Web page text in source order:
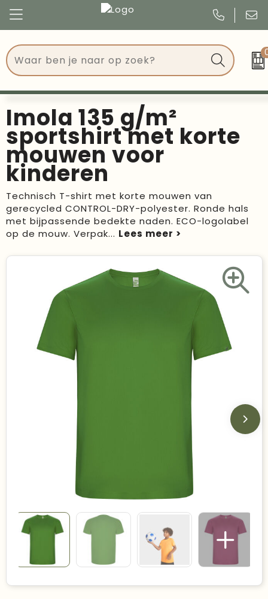
Tassen
Drinkwaren
Events
Give Aways
Geschenken
Kantoorartikelen
Duurzame keuzes
Made in Europe
Recycled
Bestsellers
Congres
Events
Kerst
Verjaardagen
Voetbal, EK en WK
Imola 135 g/m²
sportshirt met korte
mouwen voor
kinderen
Technisch T-shirt met korte mouwen van
gerecycled CONTROL-DRY-polyester. Ronde hals
met bijpassende bedekte naden. ECO-logolabel
op de mouw. Verpak...